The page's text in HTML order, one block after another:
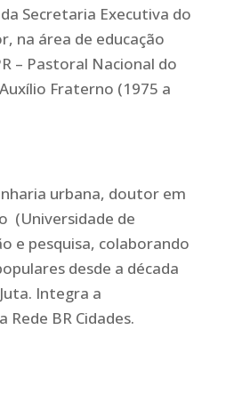
Secretaria Executiva do
na área de educação
– Pastoral Nacional do
Fraterno (1975 a
urbana, doutor em
(Universidade de
e pesquisa, colaborando
desde a década
Integra a
BR Cidades.